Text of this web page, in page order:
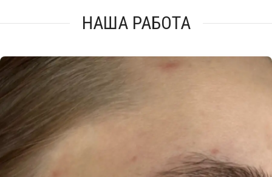
НАША РАБОТА